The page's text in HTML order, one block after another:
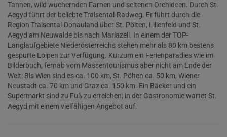
Tannen, wild wuchernden Farnen und seltenen Orchideen. Durch St.
Aegyd führt der beliebte Traisental-Radweg. Er führt durch die
Region Traisental-Donauland über St. Pölten, Lilienfeld und St.
Aegyd am Neuwalde bis nach Mariazell. In einem der TOP-
Langlaufgebiete Niederösterreichs stehen mehr als 80 km bestens
gespurte Loipen zur Verfügung. Kurzum ein Ferienparadies wie im
Bilderbuch, fernab vom Massentourismus aber nicht am Ende der
Welt: Bis Wien sind es ca. 100 km, St. Pölten ca. 50 km, Wiener
Neustadt ca. 70 km und Graz ca. 150 km. Ein Bäcker und ein
Supermarkt sind zu Fuß zu erreichen; in der Gastronomie wartet St.
Aegyd mit einem vielfältigen Angebot auf.